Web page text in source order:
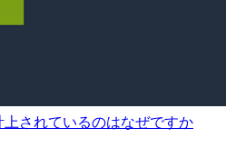
されているのはなぜですか